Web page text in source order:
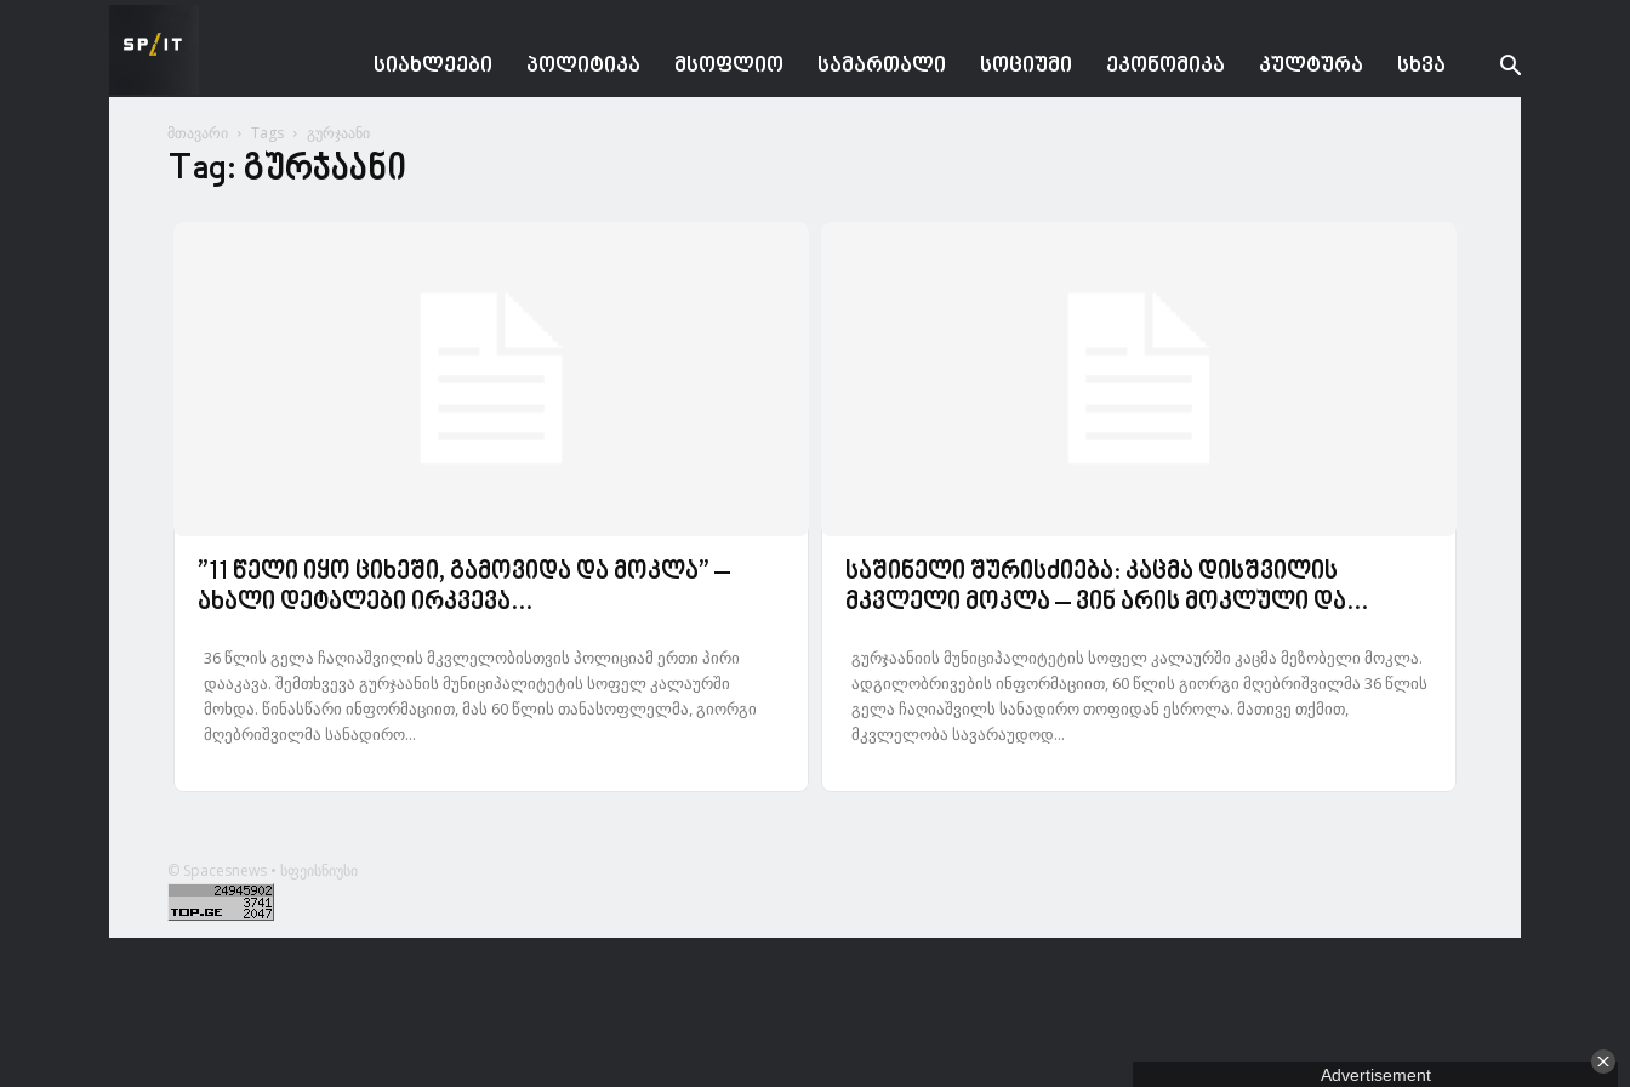
ᲡᲘᲐᲮᲚᲔᲔᲑᲘ ᲞᲝᲚᲘᲢᲘᲙᲐ ᲛᲡᲝᲤᲚᲘᲝ ᲡᲐᲛᲐᲠᲗᲐᲚᲘ ᲡᲝᲪᲘᲣᲛᲘ ᲔᲙᲝᲜᲝᲛᲘᲙᲐ ᲙᲣᲚᲢᲣᲠᲐ ᲡᲮᲕᲐ
მთავარი Tags გურჯაანი
Tag: გურჯაანი
”11 წელი იყო ციხეში, გამოვიდა და მოკლა” –
ახალი დეტალები ირკვევა...
36 წლის გელა ჩაღიაშვილის მკვლელობისთვის პოლიციამ ერთი პირი
დააკავა. შემთხვევა გურჯაანის მუნიციპალიტეტის სოფელ კალაურში
მოხდა. წინასწარი ინფორმაციით, მას 60 წლის თანასოფლელმა, გიორგი
მღებრიშვილმა სანადირო...
საშინელი შურისძიება: კაცმა დისშვილის
მკვლელი მოკლა – ვინ არის მოკლული და...
გურჯაანიის მუნიციპალიტეტის სოფელ კალაურში კაცმა მეზობელი მოკლა.
ადგილობრივების ინფორმაციით, 60 წლის გიორგი მღებრიშვილმა 36 წლის
გელა ჩაღიაშვილს სანადირო თოფიდან ესროლა. მათივე თქმით,
მკვლელობა სავარაუდოდ...
© Spacesnews • სფეისნიუსი